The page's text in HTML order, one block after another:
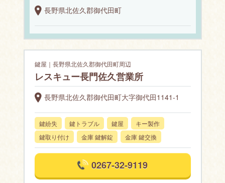
長野県北佐久郡御代田町
鍵屋｜長野県北佐久郡御代田町周辺
レスキュー長門佐久営業所
長野県北佐久郡御代田町大字御代田1141-1
鍵紛失 鍵トラブル 鍵屋
キー製作
鍵取り付け
金庫 鍵解錠 金庫 鍵交換
0267-32-9119